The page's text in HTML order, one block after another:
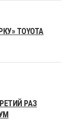
TOYOTA
РАЗ